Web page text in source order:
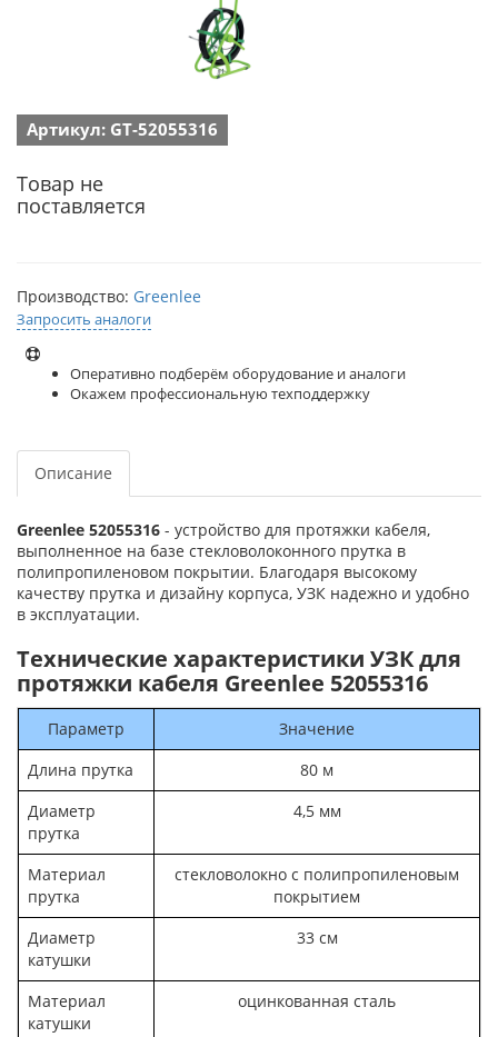
Артикул: GT-52055316
Товар не
поставляется
Производство: Greenlee
Запросить аналоги
Оперативно подберём оборудование и аналоги
Окажем профессиональную техподдержку
Описание
Greenlee 52055316 - устройство для протяжки кабеля,
выполненное на базе стекловолоконного прутка в
полипропиленовом покрытии. Благодаря высокому
качеству прутка и дизайну корпуса, УЗК надежно и удобно
в эксплуатации.
Технические характеристики УЗК для
протяжки кабеля Greenlee 52055316
Параметр
Значение
Длина прутка
80 м
Диаметр
прутка
4,5 мм
Материал
прутка
стекловолокно с полипропиленовым
покрытием
Диаметр
катушки
33 см
Материал
катушки
оцинкованная сталь